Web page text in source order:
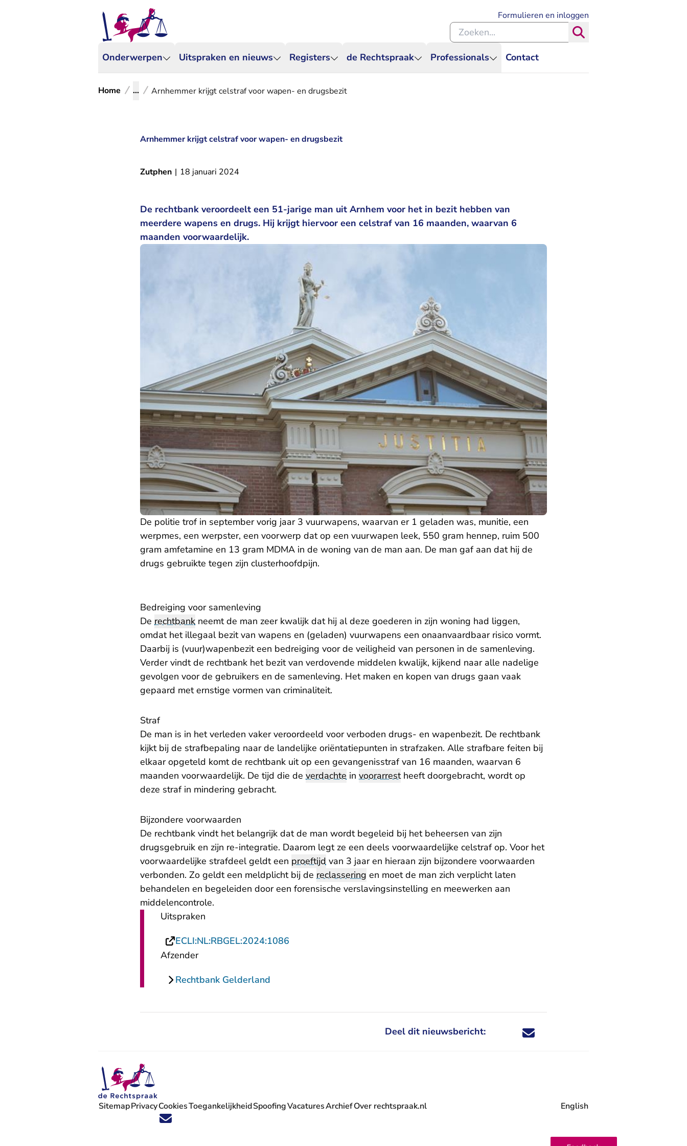
Onderwerpen Uitspraken en nieuws Registers de Rechtspraak Professionals Contact
Formulieren en inloggen
Zoeken binnen de Rechtspraak
Home ... Arnhemmer krijgt celstraf voor wapen- en drugsbezit
Arnhemmer krijgt celstraf voor wapen- en drugsbezit
Zutphen | 18 januari 2024
De rechtbank veroordeelt een 51-jarige man uit Arnhem voor het in bezit hebben van
meerdere wapens en drugs. Hij krijgt hiervoor een celstraf van 16 maanden, waarvan 6
maanden voorwaardelijk.
De politie trof in september vorig jaar 3 vuurwapens, waarvan er 1 geladen was, munitie, een
werpmes, een werpster, een voorwerp dat op een vuurwapen leek, 550 gram hennep, ruim 500
gram amfetamine en 13 gram MDMA in de woning van de man aan. De man gaf aan dat hij de
drugs gebruikte tegen zijn clusterhoofdpijn.
Bedreiging voor samenleving
De rechtbank neemt de man zeer kwalijk dat hij al deze goederen in zijn woning had liggen,
omdat het illegaal bezit van wapens en (geladen) vuurwapens een onaanvaardbaar risico vormt.
Daarbij is (vuur)wapenbezit een bedreiging voor de veiligheid van personen in de samenleving.
Verder vindt de rechtbank het bezit van verdovende middelen kwalijk, kijkend naar alle nadelige
gevolgen voor de gebruikers en de samenleving. Het maken en kopen van drugs gaan vaak
gepaard met ernstige vormen van criminaliteit.
Straf
De man is in het verleden vaker veroordeeld voor verboden drugs- en wapenbezit. De rechtbank
kijkt bij de strafbepaling naar de landelijke oriëntatiepunten in strafzaken. Alle strafbare feiten bij
elkaar opgeteld komt de rechtbank uit op een gevangenisstraf van 16 maanden, waarvan 6
maanden voorwaardelijk. De tijd die de verdachte in voorarrestheeft doorgebracht, wordt op
deze straf in mindering gebracht.
Bijzondere voorwaarden
De rechtbank vindt het belangrijk dat de man wordt begeleid bij het beheersen van zijn
drugsgebruik en zijn re-integratie. Daarom legt ze een deels voorwaardelijke celstraf op. Voor het
voorwaardelijke strafdeel geldt een proeftijd van 3 jaar en hieraan zijn bijzondere voorwaarden
verbonden. Zo geldt een meldplicht bij de reclassering en moet de man zich verplicht laten
behandelen en begeleiden door een forensische verslavingsinstelling en meewerken aan
middelencontrole.
Uitspraken
ECLI:NL:RBGEL:2024:1086
Afzender
Rechtbank Gelderland
Deel dit nieuwsbericht: Deel dit nieuwsbericht via X - U verlaat
Deel dit nieuwsbericht via Facebook - U
Deel dit nieuwsbericht via e-mail
Deel dit nieuwsbericht via LinkedIn - U
Volg ons op X (Twitter) - U verlaat Rechtspraak.nl
Volg ons op Facebook - U verlaat Rechtspraak.nl
Volg ons op Instagram - U verlaat Rechtspraak.nl
Volg ons op Youtube - U verlaat Rechtspraak.nl
Volg ons op LinkedIn - U verlaat Rechtspraak.nl
'Blijf op de hoogte' nieuwsbrief - U verlaat Rechtspraak.nl
SitemapPrivacyCookiesToegankelijkheidSpoofingVacatures
- U verlaat Rechtspraak.nl
ArchiefOver rechtspraak.nl English